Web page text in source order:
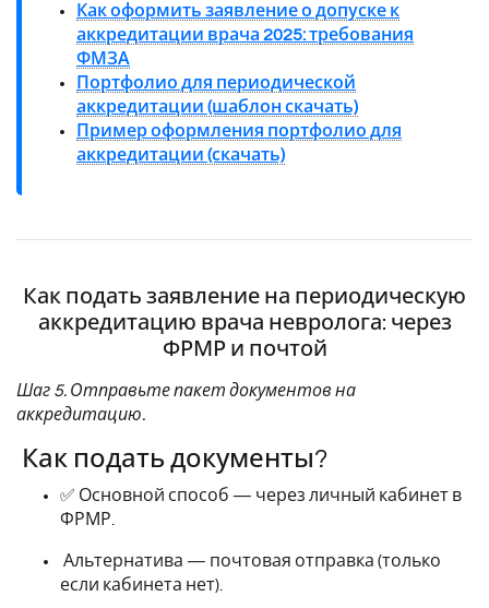
Как оформить заявление о допуске к
аккредитации врача 2025: требования
ФМЗА
Портфолио для периодической
аккредитации (шаблон скачать)
Пример оформления портфолио для
аккредитации (скачать)
Как подать заявление на периодическую
аккредитацию врача невролога: через
ФРМР и почтой
Шаг 5. Отправьте пакет документов на
аккредитацию.
Как подать документы?
✅ Основной способ — через личный кабинет в
ФРМР.
Альтернатива — почтовая отправка (только
если кабинета нет).